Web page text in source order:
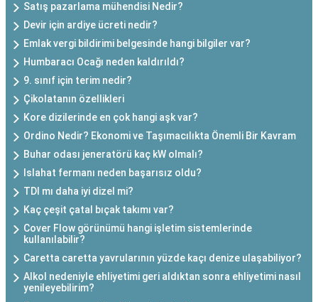
Satış pazarlama mühendisi Nedir?
Devir için ardiye ücreti nedir?
Emlak vergi bildirimi belgesinde hangi bilgiler var?
Humbaracı Ocağı neden kaldırıldı?
9. sınıf için terim nedir?
Çikolatanın özellikleri
Kore dizilerinde en çok hangi aşk var?
Ordino Nedir? Ekonomi ve Taşımacılıkta Önemli Bir Kavram
Buhar odası jeneratörü kaç kW olmalı?
Islahat fermanı neden başarısız oldu?
TDI mı daha iyi dizel mi?
Kaç çeşit çatal bıçak takımı var?
Cover Flow görünümü hangi işletim sistemlerinde
kullanılabilir?
Caretta caretta yavrularının yüzde kaçı denize ulaşabiliyor?
Alkol nedeniyle ehliyetimi geri aldıktan sonra ehliyetimi nasıl
yenileyebilirim?